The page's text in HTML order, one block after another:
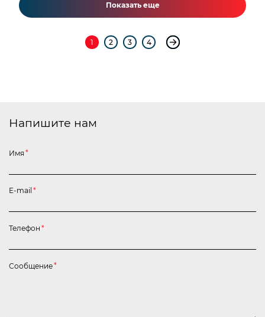
Показать еще
1 2 3 4
Напишите нам
Имя *
E-mail *
Телефон *
Сообщение*